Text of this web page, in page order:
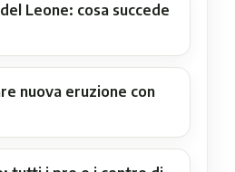
Leone: cosa succede
nuova eruzione con